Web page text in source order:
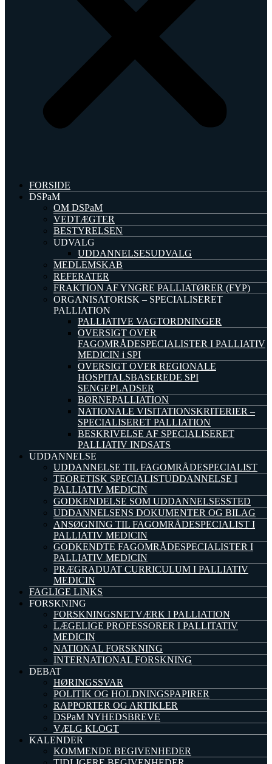
FORSIDE
DSPaM
OM DSPaM
VEDTÆGTER
BESTYRELSEN
UDVALG
UDDANNELSESUDVALG
MEDLEMSKAB
REFERATER
FRAKTION AF YNGRE PALLIATØRER (FYP)
ORGANISATORISK – SPECIALISERET
PALLIATION
PALLIATIVE VAGTORDNINGER
OVERSIGT OVER
FAGOMRÅDESPECIALISTER I PALLIATIV
MEDICIN i SPI
OVERSIGT OVER REGIONALE
HOSPITALSBASEREDE SPI
SENGEPLADSER
BØRNEPALLIATION
NATIONALE VISITATIONSKRITERIER –
SPECIALISERET PALLIATION
BESKRIVELSE AF SPECIALISERET
PALLIATIV INDSATS
UDDANNELSE
UDDANNELSE TIL FAGOMRÅDESPECIALIST
TEORETISK SPECIALISTUDDANNELSE I
PALLIATIV MEDICIN
GODKENDELSE SOM UDDANNELSESSTED
UDDANNELSENS DOKUMENTER OG BILAG
ANSØGNING TIL FAGOMRÅDESPECIALIST I
PALLIATIV MEDICIN
GODKENDTE FAGOMRÅDESPECIALISTER I
PALLIATIV MEDICIN
PRÆGRADUAT CURRICULUM I PALLIATIV
MEDICIN
FAGLIGE LINKS
FORSKNING
FORSKNINGSNETVÆRK I PALLIATION
LÆGELIGE PROFESSORER I PALLITATIV
MEDICIN
NATIONAL FORSKNING
INTERNATIONAL FORSKNING
DEBAT
HØRINGSSVAR
POLITIK OG HOLDNINGSPAPIRER
RAPPORTER OG ARTIKLER
DSPaM NYHEDSBREVE
VÆLG KLOGT
KALENDER
KOMMENDE BEGIVENHEDER